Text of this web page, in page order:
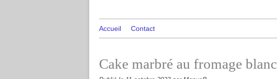
Accueil Contact
Cake marbré au fromage blanc